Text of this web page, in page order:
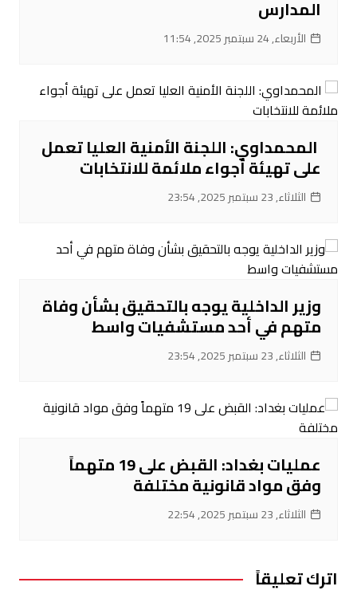
المدارس
الأربعاء, 24 سبتمبر 2025, 11:54
‌ المحمداوي: اللجنة الأمنية العليا تعمل
على تهيئة أجواء ملائمة للانتخابات
الثلاثاء, 23 سبتمبر 2025, 23:54
‌وزير الداخلية يوجه بالتحقيق بشأن وفاة
متهم في أحد مستشفيات واسط
الثلاثاء, 23 سبتمبر 2025, 23:54
عمليات بغداد: القبض على 19 متهماً
وفق مواد قانونية مختلفة
الثلاثاء, 23 سبتمبر 2025, 22:54
اترك تعليقاً